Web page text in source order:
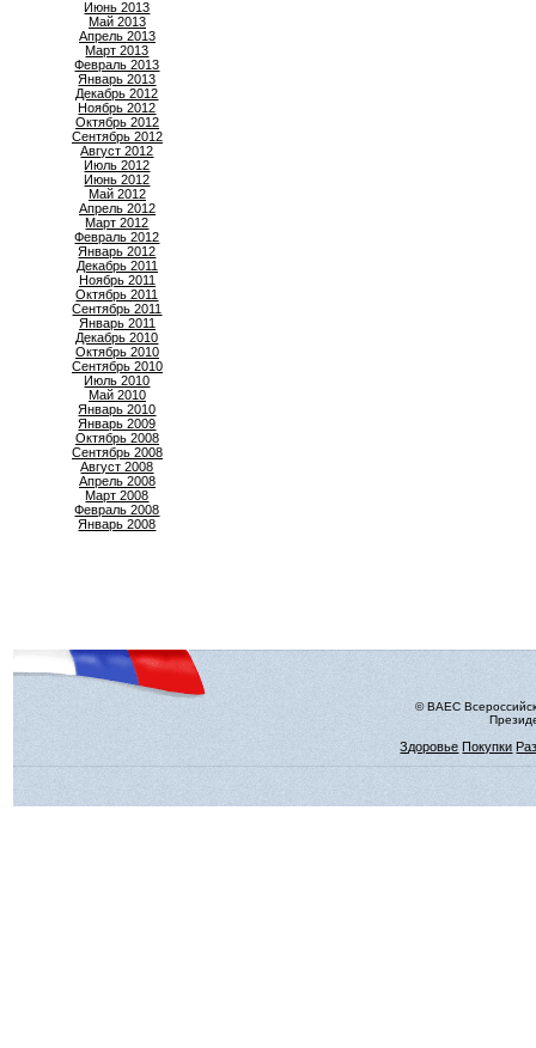
Июнь 2013
Май 2013
Апрель 2013
Март 2013
Февраль 2013
Январь 2013
Декабрь 2012
Ноябрь 2012
Октябрь 2012
Сентябрь 2012
Август 2012
Июль 2012
Июнь 2012
Май 2012
Апрель 2012
Март 2012
Февраль 2012
Январь 2012
Декабрь 2011
Ноябрь 2011
Октябрь 2011
Сентябрь 2011
Январь 2011
Декабрь 2010
Октябрь 2010
Сентябрь 2010
Июль 2010
Май 2010
Январь 2010
Январь 2009
Октябрь 2008
Сентябрь 2008
Август 2008
Апрель 2008
Март 2008
Февраль 2008
Январь 2008
© ВАЕС
Здоровье Покупки